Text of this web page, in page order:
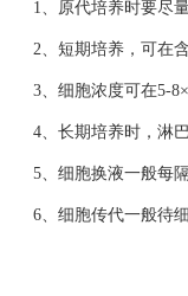
1、原代培养时要尽量
2、短期培养，可在含
3、细胞浓度可在5-
4、长期培养时，淋巴
5、细胞换液一般每隔
6、细胞传代一般待细